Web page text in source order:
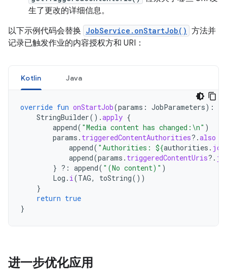
生了更改的详细信息。
以下示例代码会替换 JobService.onStartJob() 方法并
记录已触发作业的内容授权方和 URI：
Kotlin Java
override fun onStartJob(params : JobParameters):
StringBuilder().apply {
append( "Media content has changed:\n" )
params . triggeredContentAuthorities?.also
append( "Authorities: ${authorities .
append(params . triggeredContentUris?.
} ?: append( "(No content)" )
Log . i(TAG, toString())
}
return true
}
进一步优化应用